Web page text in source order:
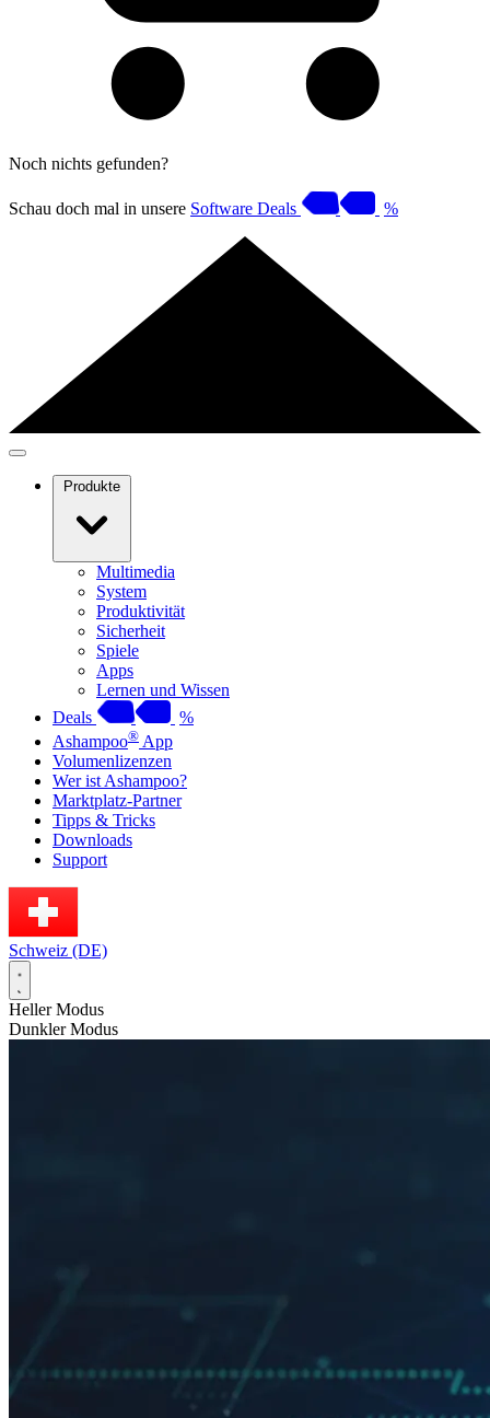
Noch nichts gefunden?
Schau doch mal in unsere Software Deals %
Produkte
Multimedia
System
Produktivität
Sicherheit
Spiele
Apps
Lernen und Wissen
Deals
%
Ashampoo® App
Volumenlizenzen
Wer ist Ashampoo?
Marktplatz-Partner
Tipps & Tricks
Downloads
Support
Schweiz (DE)
Heller Modus
Dunkler Modus